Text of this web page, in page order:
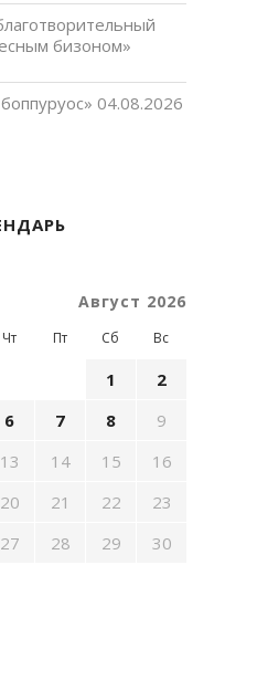
бизоном»
04.08.2026
Август 2026
Чт Пт Сб Вс
1
2
6 7 8
9
13 14 15
16
20 21 22
23
27 28 29
30